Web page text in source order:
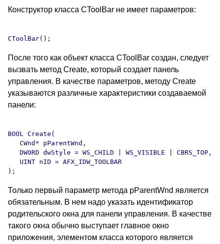
Конструктор класса CToolBar не имеет параметров:
После того как объект класса CToolBar создан, следует
вызвать метод Create, который создает панель
управления. В качестве параметров, методу Create
указываются различные характеристики создаваемой
панели:
BOOL Create(
   CWnd* pParentWnd,
   DWORD dwStyle = WS_CHILD | WS_VISIBLE | CBRS_TOP,
   UINT nID = AFX_IDW_TOOLBAR
Только первый параметр метода pParentWnd является
обязательным. В нем надо указать идентификатор
родительского окна для панели управления. В качестве
такого окна обычно выступает главное окно
приложения, элементом класса которого является